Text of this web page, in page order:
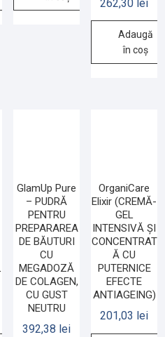
262,30 lei
Adaugă
în coș
GlamUp Pure
– PUDRĂ
PENTRU
PREPARAREA
DE BĂUTURI
CU
MEGADOZĂ
DE COLAGEN,
CU GUST
NEUTRU
392,38 lei
OrganiCare
Elixir (CREMĂ-
GEL
INTENSIVĂ ȘI
CONCENTRAT
Ă CU
PUTERNICE
EFECTE
ANTIAGEING)
201,03 lei